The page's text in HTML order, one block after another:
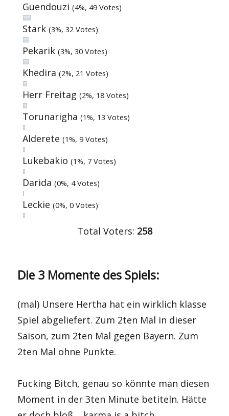
Guendouzi(4%, 49 Votes)
Stark(3%, 32 Votes)
Pekarik(3%, 30 Votes)
Khedira(2%, 21 Votes)
Herr Freitag(2%, 18 Votes)
Torunarigha(1%, 13 Votes)
Alderete(1%, 9 Votes)
Lukebakio(1%, 7 Votes)
Darida(0%, 4 Votes)
Leckie(0%, 0 Votes)
Total Voters: 258
Die 3 Momente des Spiels:
(mal) Unsere Hertha hat ein wirklich klasse
Spiel abgeliefert. Zum 2ten Mal in dieser
Saison, zum 2ten Mal gegen Bayern. Zum
2ten Mal ohne Punkte.
Fucking Bitch, genau so könnte man diesen
Moment in der 3ten Minute betiteln. Hätte